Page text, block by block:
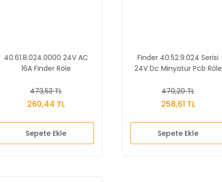
40.61.8.024.0000 24V AC
16A Finder Röle
473,53 TL
260,44 TL
Sepete Ekle
Finder 40.52.9.024 Serisi
24V Dc Minyatür Pcb Röle
470,20 TL
258,61 TL
Sepete Ekle